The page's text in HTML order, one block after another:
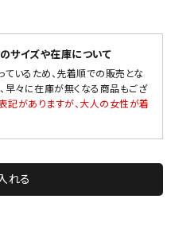
サイズや在庫について
いるため、先着順での販売とな
早々に在庫が無くなる商品もござ
表記がありますが、大人の女性が着
れる